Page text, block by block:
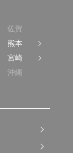
佐賀
熊本
宮崎
沖縄